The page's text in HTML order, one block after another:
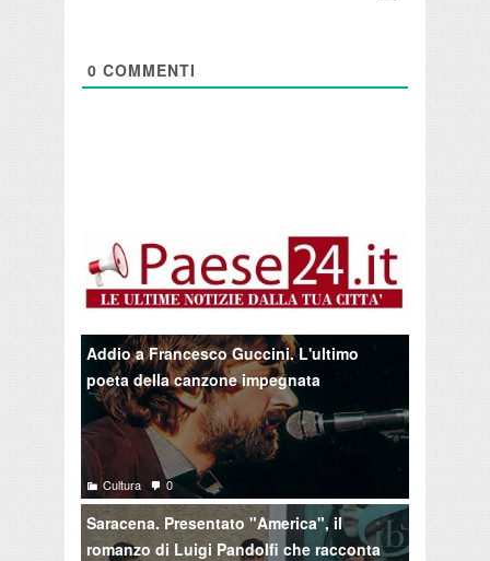
0 COMMENTI
Addio a Francesco Guccini. L'ultimo
poeta della canzone impegnata
Cultura 0
Saracena. Presentato "America", il
romanzo di Luigi Pandolfi che racconta